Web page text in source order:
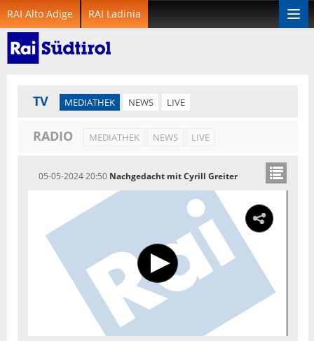
RAI Alto Adige RAI Ladinia
TV MEDIATHEK NEWS LIVE
RADIO MEDIATHEK NEWS LIVE
05-05-2024 20:50 Nachgedacht mit Cyrill Greiter